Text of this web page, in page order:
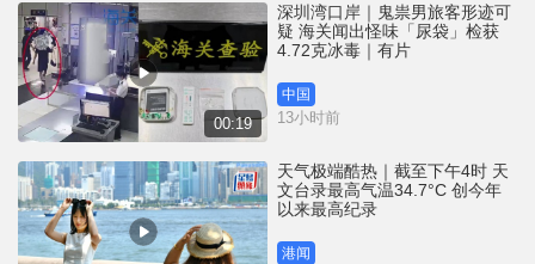
00:19
深圳湾口岸｜鬼祟男旅客形迹可
疑 海关闻出怪味「尿袋」检获
4.72克冰毒｜有片
中国
13小时前
天气极端酷热｜截至下午4时 天
文台录最高气温34.7°C 创今年
以来最高纪录
港闻